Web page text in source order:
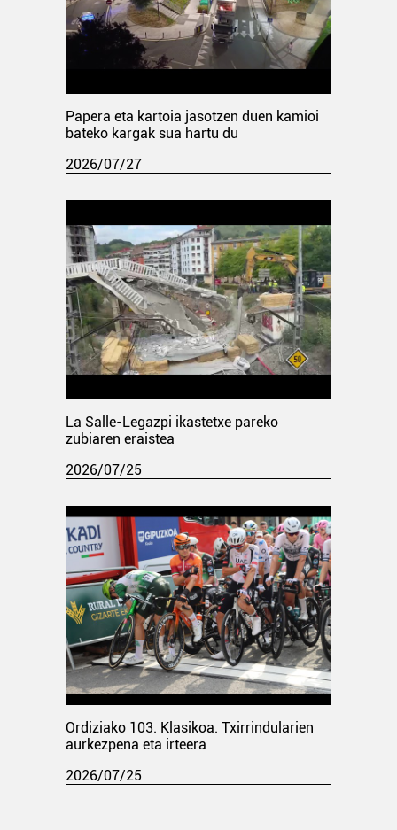
Papera eta kartoia jasotzen duen kamioi
bateko kargak sua hartu du
2026/07/27
La Salle-Legazpi ikastetxe pareko
zubiaren eraistea
2026/07/25
Ordiziako 103. Klasikoa. Txirrindularien
aurkezpena eta irteera
2026/07/25